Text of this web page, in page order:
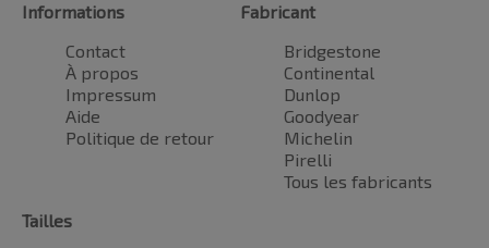
Informations
Contact
À propos
Impressum
Aide
Politique de retour
Fabricant
Bridgestone
Continental
Dunlop
Goodyear
Michelin
Pirelli
Tous les fabricants
Tailles